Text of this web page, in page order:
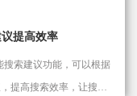
提高效率
搜索建议功能，可以根据
提高搜索效率，让搜索